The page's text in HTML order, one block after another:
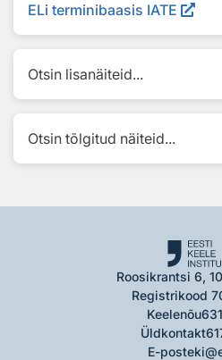
ELi terminibaasis IATE
Otsin lisanäiteid...
Otsin tõlgitud näiteid...
Roosikrantsi 6,
Registrikood
Keelenõu
Üldkontakt
E-post